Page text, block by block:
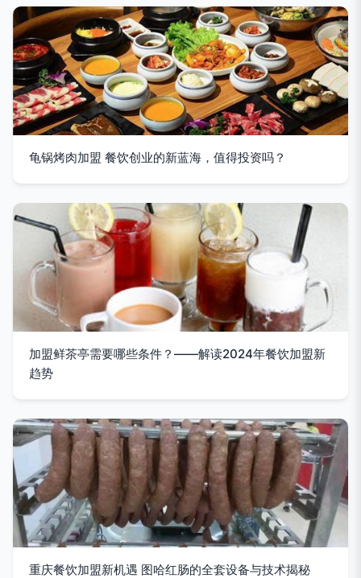
龟锅烤肉加盟 餐饮创业的新蓝海，值得投资吗？
加盟鲜茶亭需要哪些条件？——解读2024年餐饮加盟新
趋势
重庆餐饮加盟新机遇 图哈红肠的全套设备与技术揭秘